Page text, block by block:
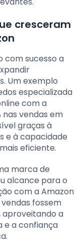
cresceram
com sucesso a
Um exemplo
especializada
com a
nas vendas em
graças à
e à capacidade
eficiente.
marca de
alcance para o
com a Amazon
fossem
aproveitando a
e a confiança